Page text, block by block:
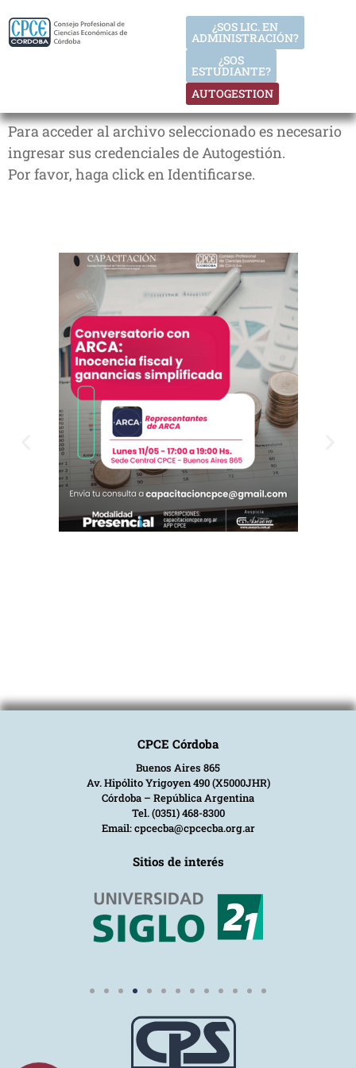
AUTOGESTION
¿SOS
ESTUDIANTE?
¿SOS LIC. EN
ADMINISTRACIÓN?
Para acceder al archivo seleccionado es necesario
ingresar sus credenciales de Autogestión.
Por favor, haga click en Identificarse.
CPCE Córdoba
Buenos Aires 865
Av. Hipólito Yrigoyen 490 (X5000JHR)
Córdoba – República Argentina
Tel. (0351) 468-8300
Email: cpcecba@cpcecba.org.ar
Sitios de interés